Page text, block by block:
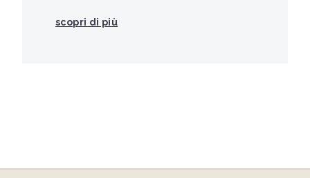
scopri di più